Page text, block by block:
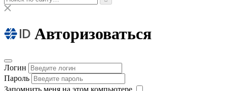
Авторизоваться
Логин
Пароль